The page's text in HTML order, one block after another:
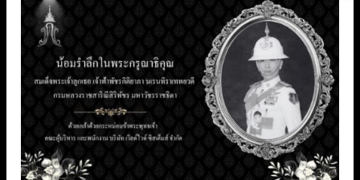
• น้ำยาทำความสะอาดเชื้อโรค
ระบบรักษาความปลอดภัย
► Security Systems …(ดูทั้งหมด)
• กล้องวงจรปิดและอุปกรณ์เสริม
• เครื่องมือวัดอุตสาหกรรม